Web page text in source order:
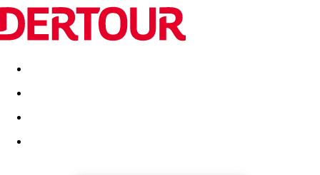
Destinatii Vacanta perfecta OFERTE DE NERATAT